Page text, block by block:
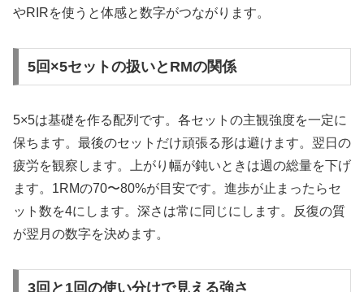
やRIRを使うと体感と数字がつながります。
5回×5セットの扱いとRMの関係
5×5は基礎を作る配列です。各セットの主観強度を一定に
保ちます。最後のセットだけ頑張る形は避けます。翌日の
疲労を観察します。上がり幅が鈍いときは週の総量を下げ
ます。1RMの70〜80%が目安です。進歩が止まったらセ
ット数を4にします。深さは常に同じにします。反復の質
が翌月の数字を決めます。
3回と1回の使い分けで見える強さ